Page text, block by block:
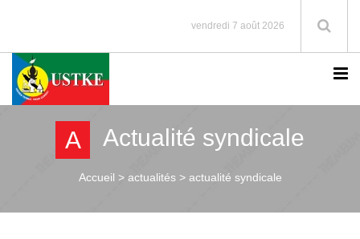
vendredi 7 août 2026
A Actualité syndicale
Accueil >actualités > actualité syndicale